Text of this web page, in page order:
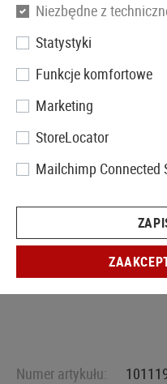
Magazine Mini
Numer artykułu:
Niezbędne z
Statystyki
Funkcje komfortowe
Marketing
StoreLocator
Mailchimp Connected